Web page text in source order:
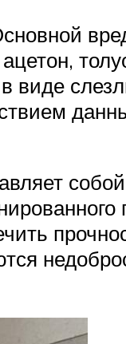
виде